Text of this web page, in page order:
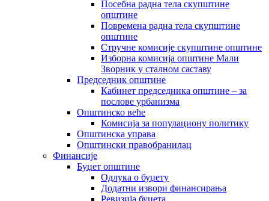
Посебна радна тела скупштине
општине
Повремена радна тела скупштине
општине
Стручне комисије скупштине општине
Изборна комисија општине Мали
Зворник у сталном саставу
Председник општине
Кабинет председника општине – за
послове урбанизма
Општинско веће
Комисија за популациону политику
Општинска управа
Општински правобранилац
Финансије
Буџет општине
Одлука о буџету
Додатни извори финансирања
Ревизија буџета